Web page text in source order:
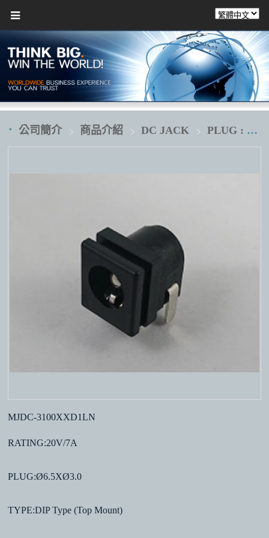
公司簡介 商品介紹 DC JACK PLUG : Ø6.5XØ3.0
MJDC-3100XXD1LN
RATING:20V/7A
PLUG:Ø6.5XØ3.0
TYPE:DIP Type (Top Mount)